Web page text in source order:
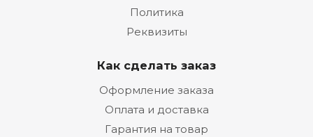
Политика
Реквизиты
Как сделать заказ
Оформление заказа
Оплата и доставка
Гарантия на товар